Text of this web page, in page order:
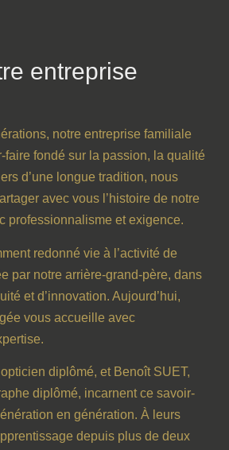
entreprise
notre entreprise familiale
faire fondé sur la passion, la qualité
d’une longue tradition, nous
avec vous l’histoire de notre
professionnalisme et exigence.
redonné vie à l’activité de
par notre arrière-grand-père, dans
et d’innovation. Aujourd’hui,
vous accueille avec
diplômé, et Benoît SUET,
diplômé, incarnent ce savoir-
en génération. À leurs
depuis plus de deux